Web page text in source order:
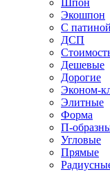
Шпон
Экошпон
С патиной
ДСП
Дешевые
Дорогие
Эконом-
Элитные
Форма
П-
Угловые
Прямые